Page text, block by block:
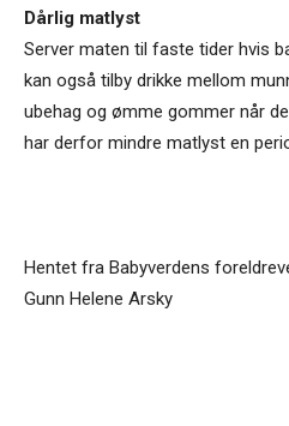
Dårlig matlyst
Server maten til faste tider hvis
kan også tilby drikke mellom
ubehag og ømme gommer når
har derfor mindre matlyst en
Hentet fra Babyverdens
Gunn Helene Arsky